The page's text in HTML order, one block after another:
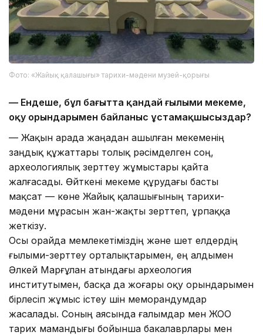
Фото: «Жайық қалашығы» тарихи-мәдени музей-қорығы
— Ендеше, бұл бағытта қандай ғылыми мекеме,
оқу орындарымен байланыс ұстамақшысыздар?
— Жақын арада жаңадан ашылған мекеменің
заңдық құжаттары толық рәсімделген соң,
археологиялық зерттеу жұмыстары қайта
жалғасады. Өйткені мекеме құрудағы басты
мақсат — көне Жайық қалашығының тарихи-
мәдени мұрасын жан-жақты зерттеп, ұрпаққа
жеткізу.
Осы орайда мемлекетіміздің және шет елдердің
ғылыми-зерттеу орталықтарымен, ең алдымен
Әлкей Марғұлан атындағы археология
институтымен, басқа да жоғары оқу орындарымен
бірлесіп жұмыс істеу үшін меморандумдар
жасалады. Соның аясында ғалымдар мен ЖОО
тарих мамандығы бойынша бакалаврлары мен